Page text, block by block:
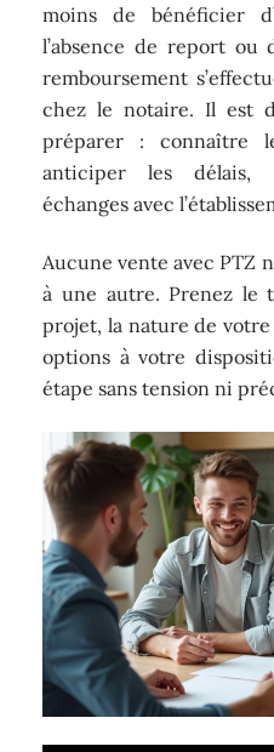
moins de bénéficier
l’absence de report ou
remboursement
chez le notaire. Il est
préparer : connaître
anticiper les délais,
échanges avec
Aucune vente avec PTZ
à une autre. Prenez le
projet, la nature de
options à votre
étape sans tension ni